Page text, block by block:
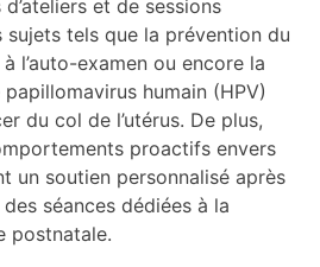
et de sessions
tels que la prévention du
l’auto-examen ou encore la
humain (HPV)
du col de l’utérus. De plus,
proactifs envers
un soutien personnalisé après
séances dédiées à la
postnatale.